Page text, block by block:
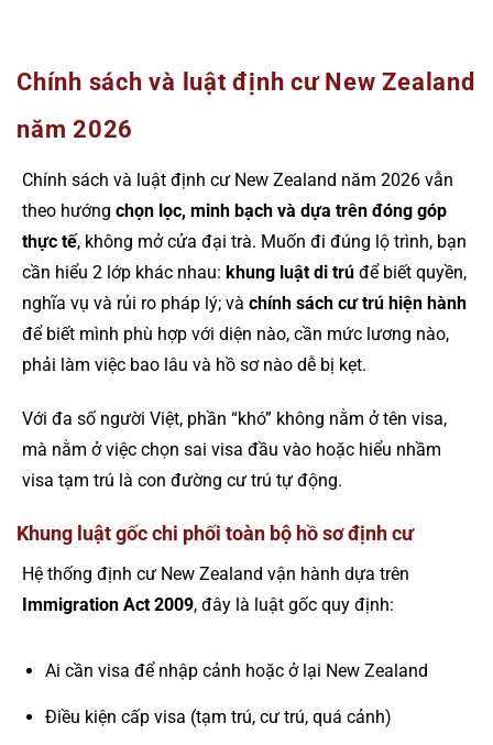
Chính sách và luật định cư New Zealand
năm 2026
Chính sách và luật định cư New Zealand năm 2026 vẫn
theo hướng chọn lọc, minh bạch và dựa trên đóng góp
thực tế, không mở cửa đại trà. Muốn đi đúng lộ trình, bạn
cần hiểu 2 lớp khác nhau: khung luật di trú để biết quyền,
nghĩa vụ và rủi ro pháp lý; và chính sách cư trú hiện hành
để biết mình phù hợp với diện nào, cần mức lương nào,
phải làm việc bao lâu và hồ sơ nào dễ bị kẹt.
Với đa số người Việt, phần “khó” không nằm ở tên visa,
mà nằm ở việc chọn sai visa đầu vào hoặc hiểu nhầm
visa tạm trú là con đường cư trú tự động.
Khung luật gốc chi phối toàn bộ hồ sơ định cư
Hệ thống định cư New Zealand vận hành dựa trên
Immigration Act 2009, đây là luật gốc quy định:
Ai cần visa để nhập cảnh hoặc ở lại New Zealand
Điều kiện cấp visa (tạm trú, cư trú, quá cảnh)